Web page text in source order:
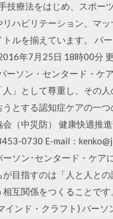
技療法をはじめ、スポー
ハビリテーション、マ
ルを揃えています。 パ
年7月25日 18時00分
ーソン・センタード・ケ
」として尊重し、その
うとする認知症ケアの一
会（中災防） 健康快適推
0730 E-mail：
ーソン･センタード・ケア
が目指すのは「人と人と
互関係をつくることで
インド・クラフト) パーソ